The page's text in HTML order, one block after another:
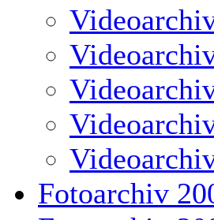
Fotoarchiv